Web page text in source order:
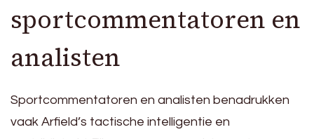
sportcommentatoren en
analisten
Sportcommentatoren en analisten benadrukken
vaak Arfield’s tactische intelligentie en